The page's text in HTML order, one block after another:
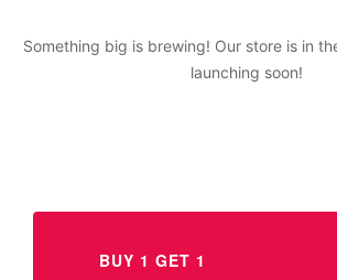
Something big is brewing! Our store is in
launching soon!
BUY 1 GET 1